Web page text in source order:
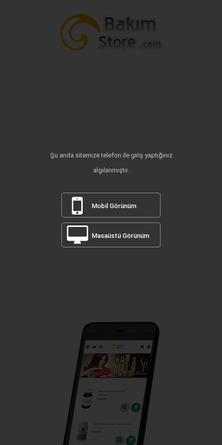
Şu anda sitemize telefon ile giriş yaptığınız
algılanmıştır.
Mobil Görünüm
Masaüstü Görünüm